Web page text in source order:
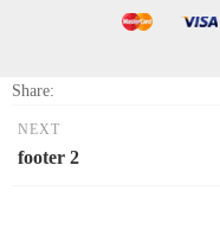
Share:
NEXT
footer 2